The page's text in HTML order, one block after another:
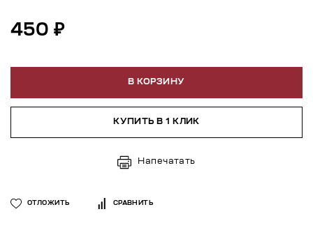
450 ₽
В КОРЗИНУ
КУПИТЬ В 1 КЛИК
Напечатать
ОТЛОЖИТЬ СРАВНИТЬ